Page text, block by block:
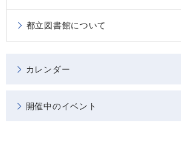
都立図書館について
カレンダー
開催中のイベント